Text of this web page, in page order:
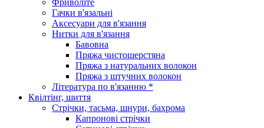
Гачки в'язальні
Аксесуари для в'язання
Нитки для в'язання
Бавовна
Пряжа чистошерстяна
Пряжа з натуральних волокон
Пряжа з штучних волокон
Література по в'язанню *
Квілтінг, шиття
Стрічки, тасьма, шнури, бахрома
Капронові стрічки